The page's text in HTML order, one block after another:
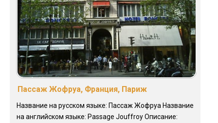
Пассаж Жофруа, Франция, Париж
Название на русском языке: Пассаж Жофруа Название
на английском языке: Passage Jouffroy Описание: